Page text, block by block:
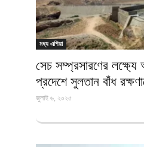
মধ্য এশিয়া
সেচ সম্প্রসারণের
প্রদেশে সুলতান বাঁধ
জুলাই ৬, ২০২৫